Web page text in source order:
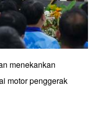
menekankan
motor penggerak